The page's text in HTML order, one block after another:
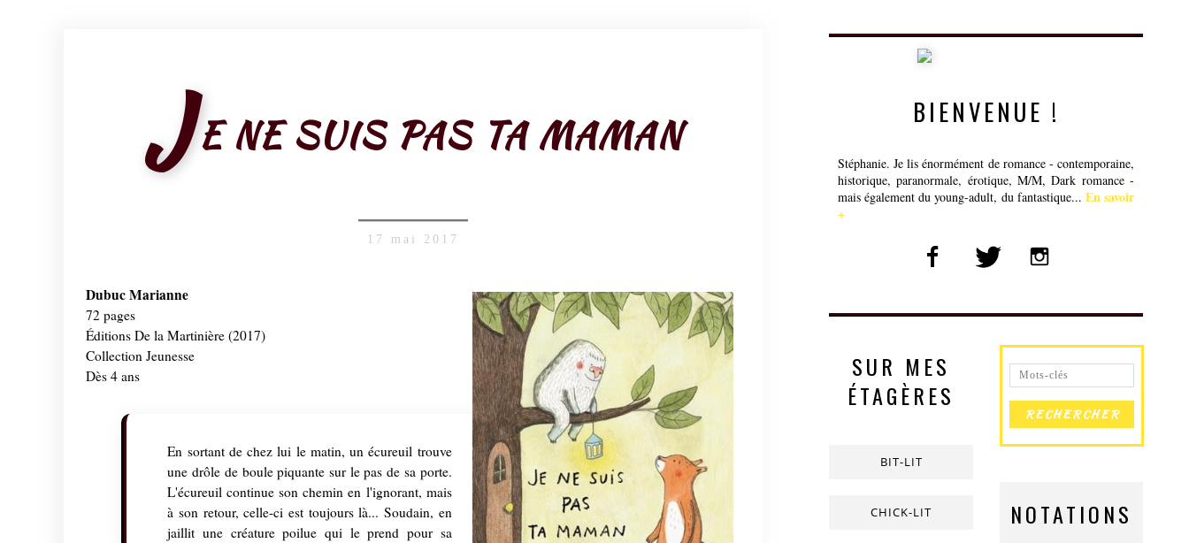
JE NE SUIS PAS TA MAMAN
17 mai 2017
Dubuc Marianne
72 pages
Éditions De la Martinière (2017)
Collection Jeunesse
Dès 4 ans
En sortant de chez lui le matin, un écureuil trouve
une drôle de boule piquante sur le pas de sa porte.
L'écureuil continue son chemin en l'ignorant, mais
à son retour, celle-ci est toujours là... Soudain, en
jaillit une créature poilue qui le prend pour sa
BIENVENUE !
Stéphanie. Je lis énormément de romance - contemporaine,
historique, paranormale, érotique, M/M, Dark romance -
mais également du young-adult, du fantastique... En savoir
+
SUR MES
ÉTAGÈRES
BIT-LIT
CHICK-LIT NOTATIONS